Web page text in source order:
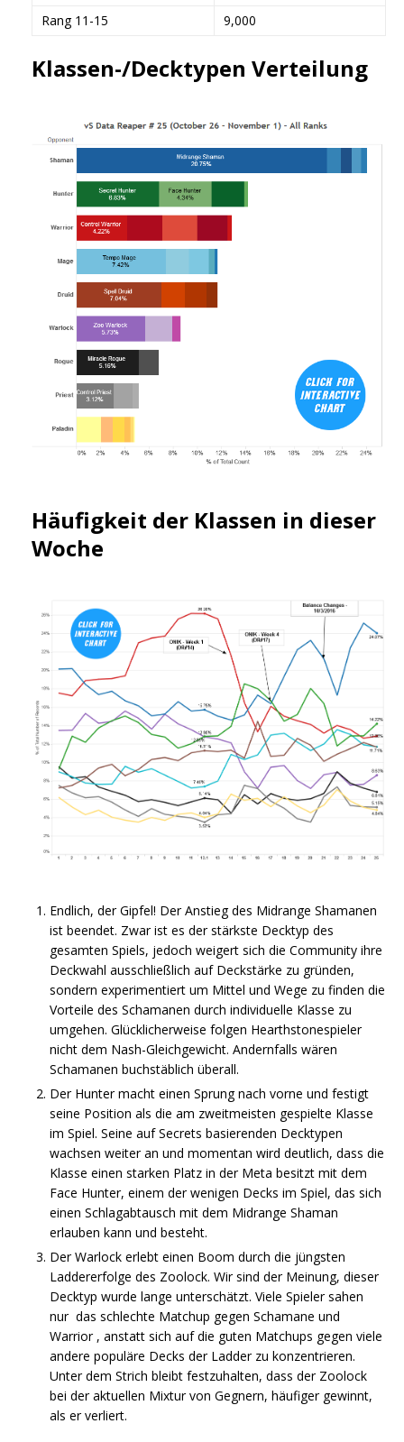
Rang 11-15
9,000
Klassen-/Decktypen Verteilung
Häufigkeit der Klassen in dieser
Woche
Endlich, der Gipfel! Der Anstieg des Midrange Shamanen
ist beendet. Zwar ist es der stärkste Decktyp des
gesamten Spiels, jedoch weigert sich die Community ihre
Deckwahl ausschließlich auf Deckstärke zu gründen,
sondern experimentiert um Mittel und Wege zu finden die
Vorteile des Schamanen durch individuelle Klasse zu
umgehen. Glücklicherweise folgen Hearthstonespieler
nicht dem Nash-Gleichgewicht. Andernfalls wären
Schamanen buchstäblich überall.
Der Hunter macht einen Sprung nach vorne und festigt
seine Position als die am zweitmeisten gespielte Klasse
im Spiel. Seine auf Secrets basierenden Decktypen
wachsen weiter an und momentan wird deutlich, dass die
Klasse einen starken Platz in der Meta besitzt mit dem
Face Hunter, einem der wenigen Decks im Spiel, das sich
einen Schlagabtausch mit dem Midrange Shaman
erlauben kann und besteht.
Der Warlock erlebt einen Boom durch die jüngsten
Laddererfolge des Zoolock. Wir sind der Meinung, dieser
Decktyp wurde lange unterschätzt. Viele Spieler sahen
nur das schlechte Matchup gegen Schamane und
Warrior , anstatt sich auf die guten Matchups gegen viele
andere populäre Decks der Ladder zu konzentrieren.
Unter dem Strich bleibt festzuhalten, dass der Zoolock
bei der aktuellen Mixtur von Gegnern, häufiger gewinnt,
als er verliert.